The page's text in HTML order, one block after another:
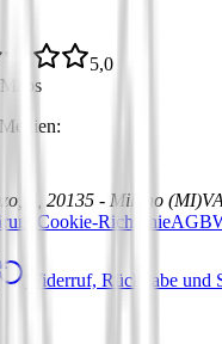
5,0
:
8, 20135 - Milano (MI)
Cookie-RichtlinieAGB
Widerruf, Rückgabe und